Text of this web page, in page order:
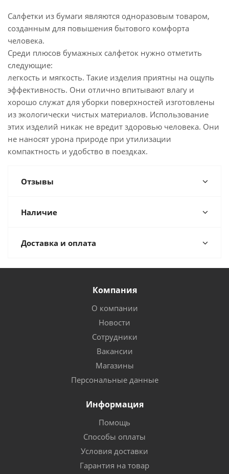
Салфетки из бумаги являются одноразовым товаром,
созданным для повышения бытового комфорта
человека.
Среди плюсов бумажных салфеток нужно отметить
следующие:
легкость и мягкость. Такие изделия приятны на ощупь
эффективность. Они отлично впитывают влагу и
хорошо служат для уборки поверхностей изготовлены
из экологически чистых материалов. Использование
этих изделий никак не вредит здоровью человека. Они
не наносят урона природе при утилизации
компактность и удобство в поездках.
Отзывы
Наличие
Доставка и оплата
Компания
О компании
Новости
Сотрудники
Вакансии
Магазины
Персональные данные
Информация
Помощь
Способы оплаты
Условия доставки
Гарантия на товар